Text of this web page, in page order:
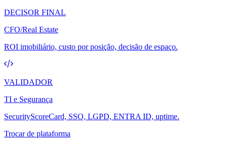
DECISOR FINAL
CFO/Real Estate
ROI imobiliário, custo por posição, decisão de espaço.
VALIDADOR
TI e Segurança
SecurityScoreCard, SSO, LGPD, ENTRA ID, uptime.
Trocar de plataforma